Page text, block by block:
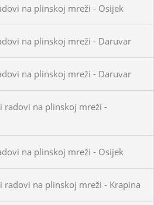
na plinskoj mreži - Osijek
na plinskoj mreži - Daruvar
na plinskoj mreži - Daruvar
radovi na plinskoj mreži -
na plinskoj mreži - Osijek
radovi na plinskoj mreži - Krapina